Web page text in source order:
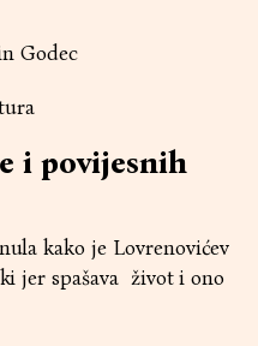
Godec
i povijesnih
kako je Lovrenovićev
jer spašava život i ono